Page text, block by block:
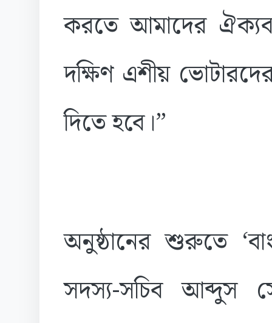
করতে আমাদের
দক্ষিণ এশীয়
দিতে হবে।”
অনুষ্ঠানের শুরুতে
সদস্য-সচিব আব্দুস